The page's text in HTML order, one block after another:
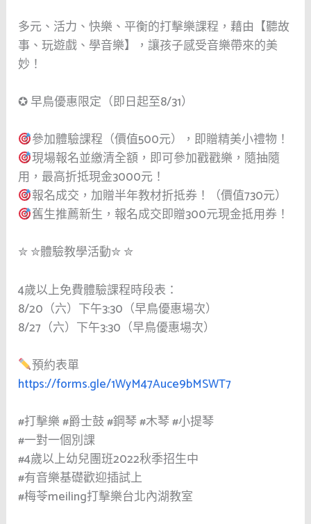
多元、活力、快樂、平衡的打擊樂課程，藉由【聽故
事、玩遊戲、學音樂】，讓孩子感受音樂帶來的美
妙！
✪ 早鳥優惠限定（即日起至8/31）
參加體驗課程（價值500元），即贈精美小禮物！
現場報名並繳清全額，即可參加戳戳樂，隨抽隨
用，最高折抵現金3000元！
報名成交，加贈半年教材折抵券！（價值730元）
舊生推薦新生，報名成交即贈300元現金抵用券！
✮ ✮體驗教學活動✮ ✮
4歲以上免費體驗課程時段表：
8/20（六）下午3:30（早鳥優惠場次）
8/27（六）下午3:30（早鳥優惠場次）
預約表單
https://forms.gle/1WyM47Auce9bMSWT7
#打擊樂#爵士鼓#鋼琴#木琴#小提琴
#一對一個別課
#4歲以上幼兒團班2022秋季招生中
#有音樂基礎歡迎插試上
#梅苓meiling打擊樂台北內湖教室